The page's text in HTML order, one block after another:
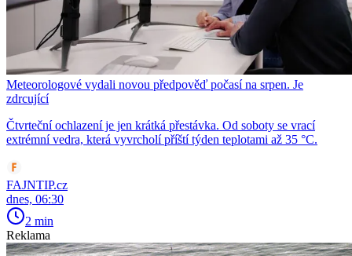
Meteorologové vydali novou předpověď počasí na srpen. Je
zdrcující
Čtvrteční ochlazení je jen krátká přestávka. Od soboty se vrací
extrémní vedra, která vyvrcholí příští týden teplotami až 35 °C.
FAJNTIP.cz
dnes, 06:30
2 min
Reklama